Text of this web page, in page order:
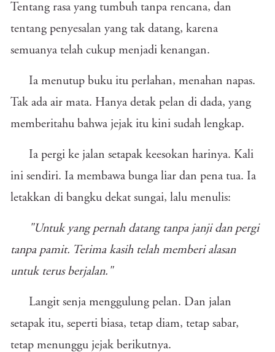
Tentang rasa yang tumbuh tanpa rencana, dan
tentang penyesalan yang tak datang, karena
semuanya telah cukup menjadi kenangan.
Ia menutup buku itu perlahan, menahan napas.
Tak ada air mata. Hanya detak pelan di dada, yang
memberitahu bahwa jejak itu kini sudah lengkap.
Ia pergi ke jalan setapak keesokan harinya. Kali
ini sendiri. Ia membawa bunga liar dan pena tua. Ia
letakkan di bangku dekat sungai, lalu menulis:
"Untuk yang pernah datang tanpa janji dan pergi
tanpa pamit. Terima kasih telah memberi alasan
untuk terus berjalan."
Langit senja menggulung pelan. Dan jalan
setapak itu, seperti biasa, tetap diam, tetap sabar,
tetap menunggu jejak berikutnya.